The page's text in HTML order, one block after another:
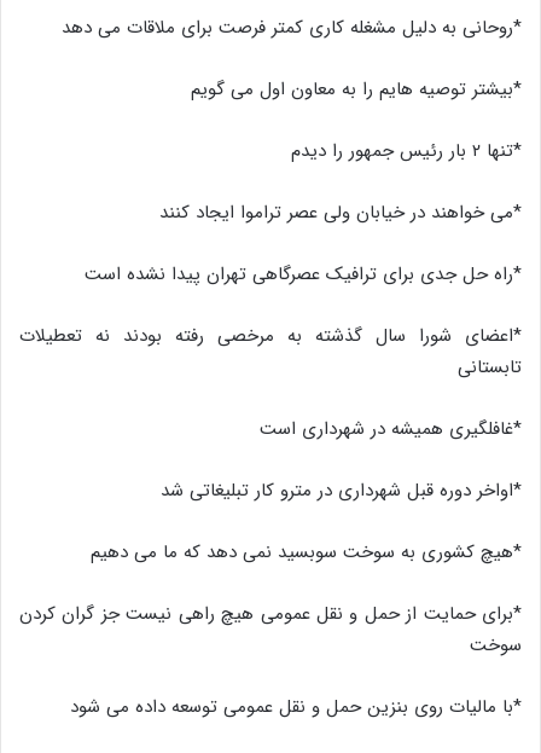
*روحانی به دلیل مشغله کاری کمتر فرصت برای ملاقات می دهد
*بیشتر توصیه هایم را به معاون اول می گویم
*تنها ۲ بار رئیس جمهور را دیدم
*می خواهند در خیابان ولی عصر تراموا ایجاد کنند
*راه حل جدی برای ترافیک عصرگاهی تهران پیدا نشده است
*اعضای شورا سال گذشته به مرخصی رفته بودند نه تعطیلات
تابستانی
*غافلگیری همیشه در شهرداری است
*اواخر دوره قبل شهرداری در مترو کار تبلیغاتی شد
*هیچ کشوری به سوخت سوبسید نمی دهد که ما می دهیم
*برای حمایت از حمل و نقل عمومی هیچ راهی نیست جز گران کردن
سوخت
*با مالیات روی بنزین حمل و نقل عمومی توسعه داده می شود